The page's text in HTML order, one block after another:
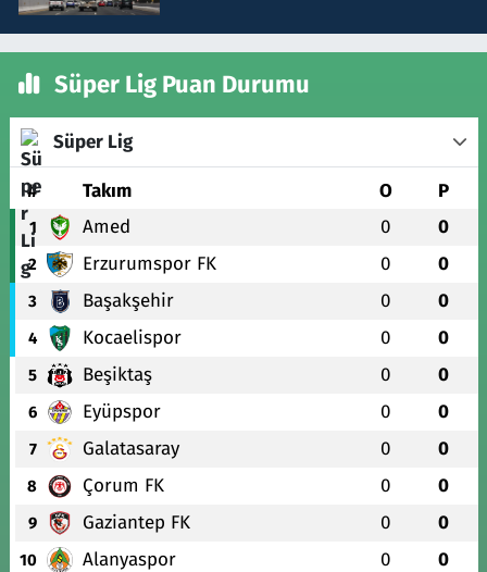
Süper Lig Puan Durumu
Süper Lig
# Takım O P
1 Amed 0 0
2 Erzurumspor FK 0 0
3 Başakşehir 0 0
4 Kocaelispor 0 0
5 Beşiktaş 0 0
6 Eyüpspor 0 0
7 Galatasaray 0 0
8 Çorum FK 0 0
9 Gaziantep FK 0 0
10 Alanyaspor 0 0